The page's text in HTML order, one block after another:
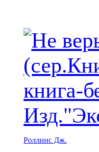
Роллинс Дж.